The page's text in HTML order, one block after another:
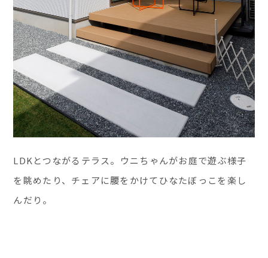
LDKとつながるテラス。ウニちゃんがお庭で遊ぶ様子
を眺めたり、チェアに腰をかけてひなたぼっこを楽し
んだり。